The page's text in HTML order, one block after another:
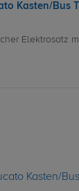
Kasten/Bus
Elektrosatz